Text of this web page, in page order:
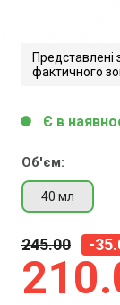
Представлені
фактичного
Об'єм:
40 мл
245 00 -
210
circle Є в